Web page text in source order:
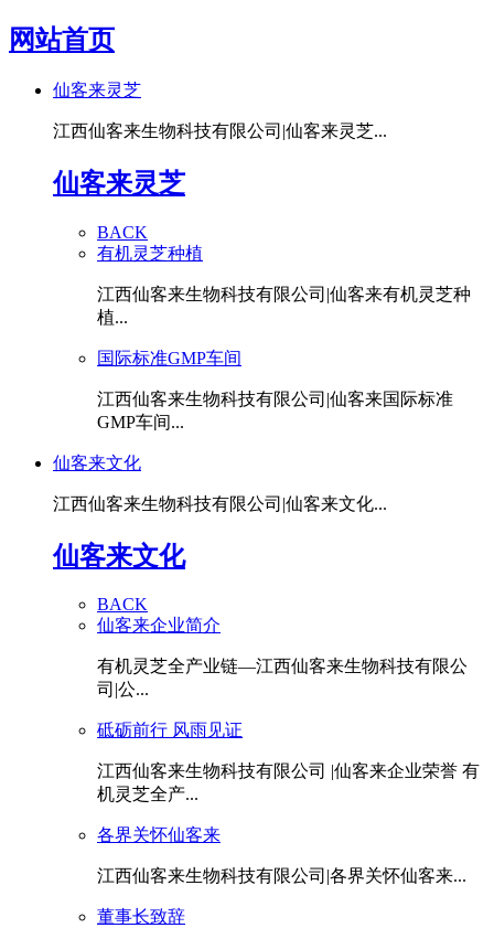
网站首页
仙客来灵芝
江西仙客来生物科技有限公司|仙客来灵芝...
仙客来灵芝
BACK
有机灵芝种植
江西仙客来生物科技有限公司|仙客来有机灵芝种
植...
国际标准GMP车间
江西仙客来生物科技有限公司|仙客来国际标准
GMP车间...
仙客来文化
江西仙客来生物科技有限公司|仙客来文化...
仙客来文化
BACK
仙客来企业简介
有机灵芝全产业链—江西仙客来生物科技有限公
司|公...
砥砺前行 风雨见证
江西仙客来生物科技有限公司 |仙客来企业荣誉 有
机灵芝全产...
各界关怀仙客来
江西仙客来生物科技有限公司|各界关怀仙客来...
董事长致辞